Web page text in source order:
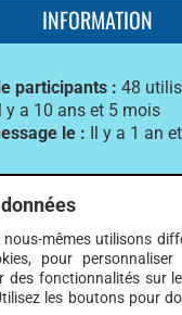
INFORMATION
participants : 48
y a 10 ans et 5 mois
le : Il y a 1 an
Guildi.com © 2012 -
mêmes utilisons
pour
des fonctionnalités sur
les boutons pour